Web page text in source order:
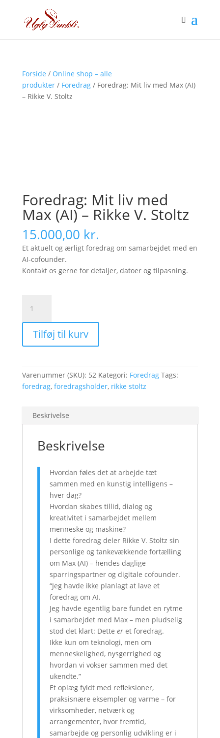
Forside / Online shop – alle
produkter/ Foredrag/ Foredrag: Mit liv med Max (AI)
– Rikke V. Stoltz
Foredrag: Mit liv med
Max (AI) – Rikke V. Stoltz
15.000,00 kr.
Et aktuelt og ærligt foredrag om samarbejdet med en
AI-cofounder.
Kontakt os gerne for detaljer, datoer og tilpasning.
Mit
liv
med
Max
–
Rikke
V.
antal
Tilføj til kurv
Varenummer (SKU): 52 Kategori: Foredrag Tags:
foredrag, foredragsholder, rikke stoltz
Beskrivelse
Beskrivelse
Hvordan føles det at arbejde tæt
sammen med en kunstig intelligens –
hver dag?
Hvordan skabes tillid, dialog og
kreativitet i samarbejdet mellem
menneske og maskine?
I dette foredrag deler Rikke V. Stoltz sin
personlige og tankevækkende fortælling
om Max (AI) – hendes daglige
sparringspartner og digitale cofounder.
“Jeg havde ikke planlagt at lave et
foredrag om AI.
Jeg havde egentlig bare fundet en rytme
i samarbejdet med Max – men pludselig
stod det klart: Dette eret foredrag.
Ikke kun om teknologi, men om
menneskelighed, nysgerrighed og
hvordan vi vokser sammen med det
ukendte.”
Et oplæg fyldt med refleksioner,
praksisnære eksempler og varme – for
virksomheder, netværk og
arrangementer, hvor fremtid,
samarbejde og personlig udvikling er i